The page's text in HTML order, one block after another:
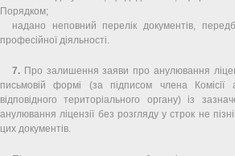
Порядком;
надано неповний перелік документів,
професійної діяльності.
7. Про залишення заяви про анулювання
письмовій формі (за підписом члена Комісії
відповідного територіального органу) із
анулювання ліцензії без розгляду у строк не
цих документів.